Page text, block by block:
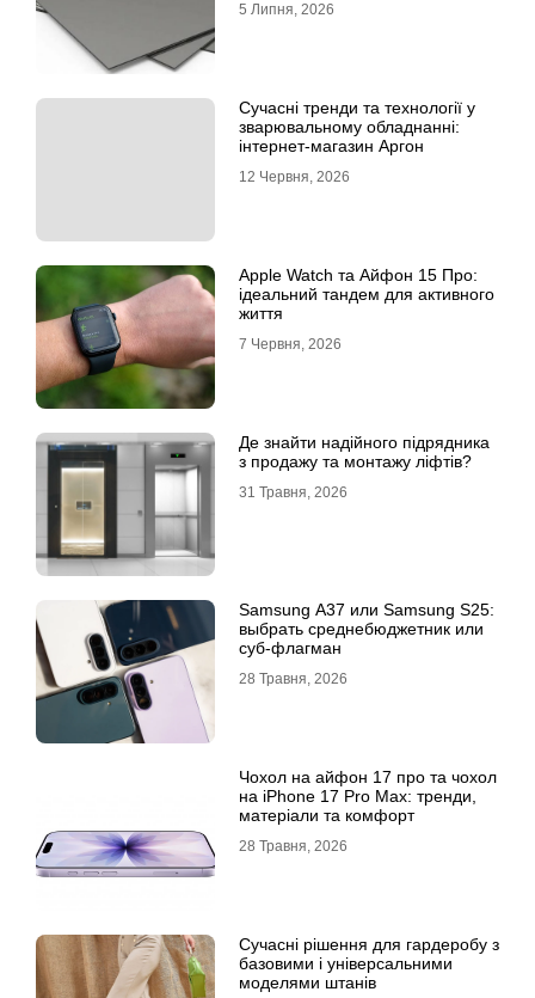
5 Липня, 2026
Сучасні тренди та технології у
зварювальному обладнанні:
інтернет-магазин Аргон
12 Червня, 2026
Apple Watch та Айфон 15 Про:
ідеальний тандем для активного
життя
7 Червня, 2026
Де знайти надійного підрядника
з продажу та монтажу ліфтів?
31 Травня, 2026
Samsung A37 или Samsung S25:
выбрать среднебюджетник или
суб-флагман
28 Травня, 2026
Чохол на айфон 17 про та чохол
на iPhone 17 Pro Max: тренди,
матеріали та комфорт
28 Травня, 2026
Сучасні рішення для гардеробу з
базовими і універсальними
моделями штанів